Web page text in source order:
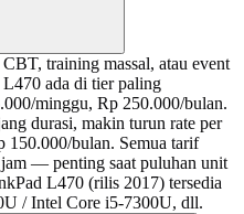
training massal, atau event
ada di tier paling
minggu, Rp 250.000/bulan.
durasi, makin turun rate per
150.000/bulan. Semua tarif
— penting saat puluhan unit
L470 (rilis 2017) tersedia
/ Intel Core i5-7300U, dll.